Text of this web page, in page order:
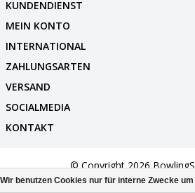
KUNDENDIENST
MEIN KONTO
INTERNATIONAL
ZAHLUNGSARTEN
VERSAND
SOCIALMEDIA
KONTAKT
© Copyright 2026
Wir benutzen Cookies nur für interne Zwecke